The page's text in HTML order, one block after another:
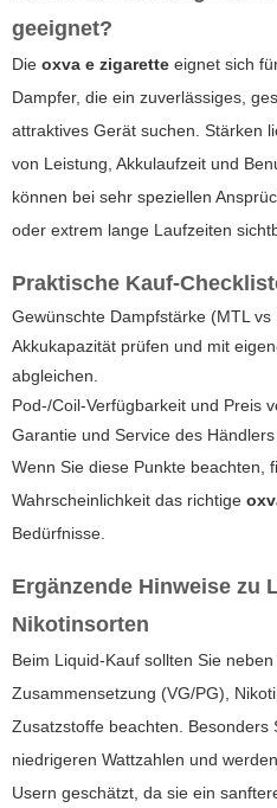
geeignet?
Die oxva e zigarette eignet sich
Dampfer, die ein zuverlässiges,
attraktives Gerät suchen. Stärken
von Leistung, Akkulaufzeit und
können bei sehr speziellen
oder extrem lange Laufzeiten
Praktische Kauf-
Gewünschte Dampfstärke (MTL vs
Akkukapazität prüfen und mit
abgleichen.
Pod-/Coil-Verfügbarkeit und Preis
Garantie und Service des Händlers
Wenn Sie diese Punkte beachten,
Wahrscheinlichkeit das richtige
Bedürfnisse.
Ergänzende Hinweise zu
Nikotinsorten
Beim Liquid-Kauf sollten Sie
Zusammensetzung (VG/PG),
Zusatzstoffe beachten. Besonders
niedrigeren Wattzahlen und
Usern geschätzt, da sie ein